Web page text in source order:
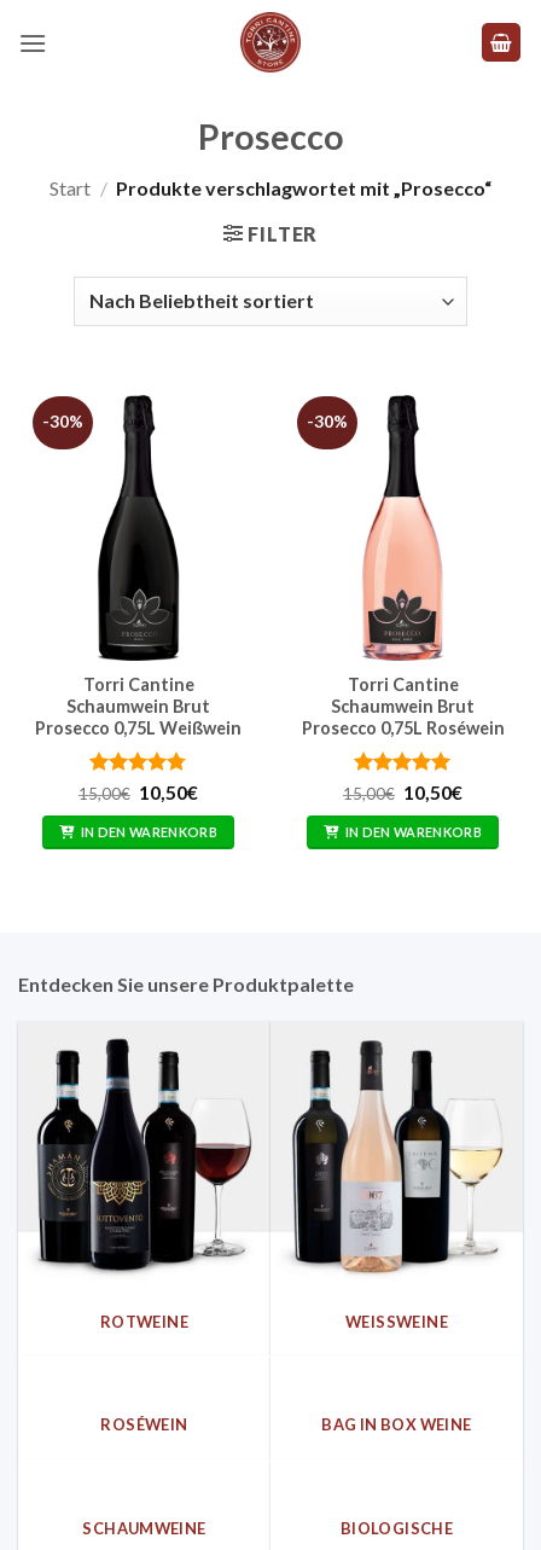
Inhalt
Prosecco
Start / Produkte verschlagwortet mit „Prosecco“
FILTER
-30%
Torri Cantine
Schaumwein Brut
Prosecco 0,75L Weißwein
Bewertet
von 5
15,00€ Ursprünglicher
Preis
war:
15,00€
10,50€Aktueller
ist:
10,50€.
IN DEN WARENKORB
-30%
Torri Cantine
Schaumwein Brut
Prosecco 0,75L Roséwein
Bewertet
5
15,00€ Ursprünglicher
Preis
war:
15,00€
10,50€Aktueller
ist:
10,50€.
IN DEN WARENKORB
Entdecken Sie unsere Produktpalette
ROTWEINE WEISSWEINE
ROSÉWEIN BAG IN BOX WEINE
SCHAUMWEINE BIOLOGISCHE